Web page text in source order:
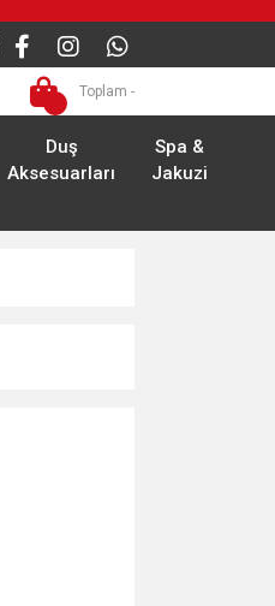
Toplam -
Duş
Aksesuarları
Spa &
Jakuzi